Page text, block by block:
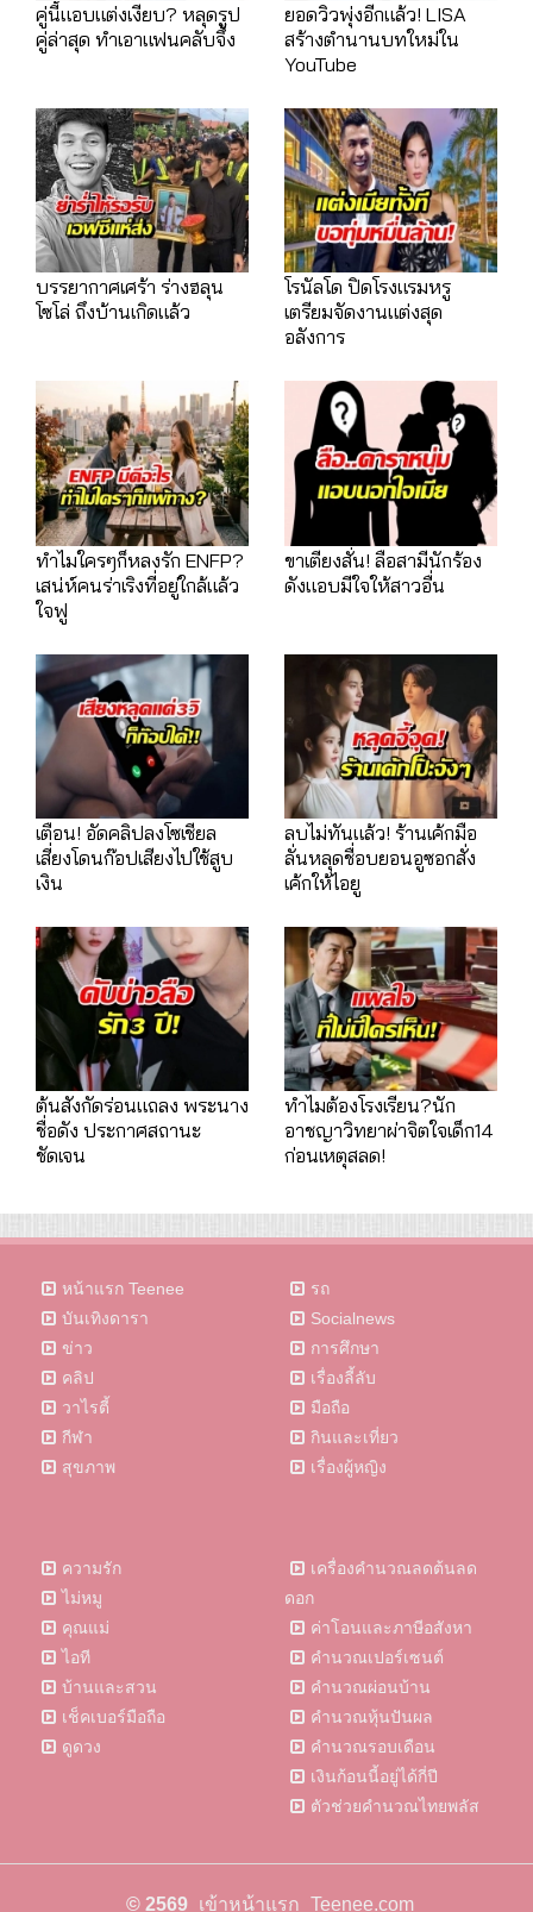
คู่นี้แอบแต่งเงียบ? หลุดรูป
คู่ล่าสุด ทำเอาแฟนคลับจึ้ง
ยอดวิวพุ่งอีกแล้ว! LISA
สร้างตำนานบทใหม่ใน
YouTube
บรรยากาศเศร้า ร่างฮลุน
โซโล่ ถึงบ้านเกิดแล้ว
โรนัลโด ปิดโรงแรมหรู
เตรียมจัดงานแต่งสุด
อลังการ
ทำไมใครๆก็หลงรัก ENFP?
เสน่ห์คนร่าเริงที่อยู่ใกล้แล้ว
ใจฟู
ขาเตียงสั่น! ลือสามีนักร้อง
ดังแอบมีใจให้สาวอื่น
เตือน! อัดคลิปลงโซเชียล
เสี่ยงโดนก๊อปเสียงไปใช้สูบ
เงิน
ลบไม่ทันแล้ว! ร้านเค้กมือ
ลั่นหลุดชื่อบยอนอูซอกสั่ง
เค้กให้ไอยู
ต้นสังกัดร่อนแถลง พระนาง
ชื่อดัง ประกาศสถานะ
ชัดเจน
ทำไมต้องโรงเรียน?นัก
อาชญาวิทยาผ่าจิตใจเด็ก14
ก่อนเหตุสลด!
หน้าแรก Teenee
บันเทิงดารา
ข่าว
คลิป
วาไรตี้
กีฬา
สุขภาพ
รถ
Socialnews
การศึกษา
เรื่องลี้ลับ
มือถือ
กินและเที่ยว
เรื่องผู้หญิง
ความรัก
ไม่หมู
คุณแม่
ไอที
บ้านและสวน
เช็คเบอร์มือถือ
ดูดวง
เครื่องคำนวณลดต้นลด
ดอก
ค่าโอนและภาษีอสังหา
คำนวณเปอร์เซนต์
คำนวณผ่อนบ้าน
คำนวณหุ้นปันผล
คำนวณรอบเดือน
เงินก้อนนี้อยู่ได้กี่ปี
ตัวช่วยคำนวณไทยพลัส
© 2569 เข้าหน้าแรก Teenee.com